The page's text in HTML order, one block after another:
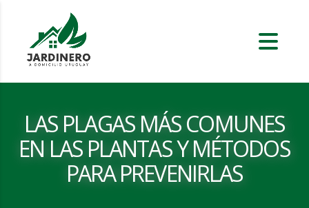
LAS PLAGAS MÁS COMUNES
EN LAS PLANTAS Y MÉTODOS
PARA PREVENIRLAS